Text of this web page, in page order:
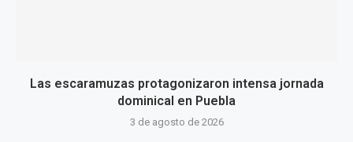
Las escaramuzas protagonizaron intensa jornada
dominical en Puebla
3 de agosto de 2026